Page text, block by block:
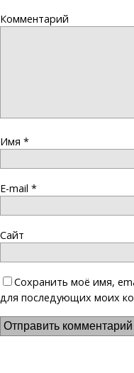
Комментарий
Имя *
E-mail *
Сайт
Сохранить моё имя,
для последующих моих